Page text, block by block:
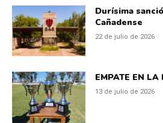
Durísima
Cañadense
22 de julio de 2026
EMPATE EN LA
13 de julio de 2026